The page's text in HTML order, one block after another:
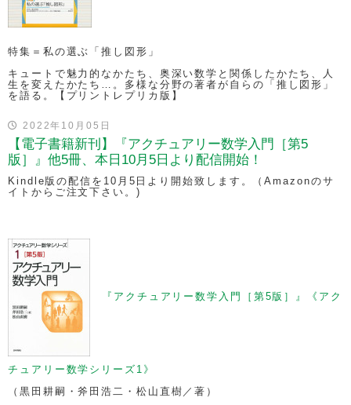
特集＝私の選ぶ「推し図形」
キュートで魅力的なかたち、奥深い数学と関係したかたち、人
生を変えたかたち…。多様な分野の著者が自らの「推し図形」
を語る。【プリントレプリカ版】
2022年10月05日
【電子書籍新刊】『アクチュアリー数学入門［第5
版］』他5冊、本日10月5日より配信開始！
Kindle版の配信を10月5日より開始致します。（Amazonのサ
イトからご注文下さい。)
『アクチュアリー数学入門［第5版］』《アク
チュアリー数学シリーズ1》
（黒田耕嗣・斧田浩二・松山直樹／著）